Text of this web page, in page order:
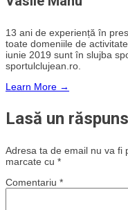
13 ani de experiență în
toate domeniile de
iunie 2019 sunt în slujba
sportulclujean.ro.
Learn More →
Lasă un răspuns
Adresa ta de email nu va fi
marcate cu *
Comentariu *